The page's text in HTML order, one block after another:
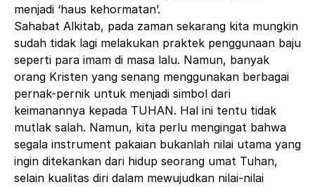
menjadi ‘haus kehormatan’.
Sahabat Alkitab, pada zaman sekarang kita mungkin
sudah tidak lagi melakukan praktek penggunaan baju
seperti para imam di masa lalu. Namun, banyak
orang Kristen yang senang menggunakan berbagai
pernak-pernik untuk menjadi simbol dari
keimanannya kepada TUHAN. Hal ini tentu tidak
mutlak salah. Namun, kita perlu mengingat bahwa
segala instrument pakaian bukanlah nilai utama yang
ingin ditekankan dari hidup seorang umat Tuhan,
selain kualitas diri dalam mewujudkan nilai-nilai